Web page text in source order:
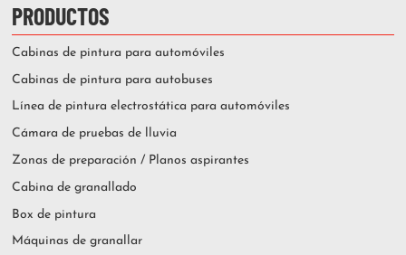
PRODUCTOS
Cabinas de pintura para automóviles
Cabinas de pintura para autobuses
Línea de pintura electrostática para automóviles
Cámara de pruebas de lluvia
Zonas de preparación / Planos aspirantes
Cabina de granallado
Box de pintura
Máquinas de granallar